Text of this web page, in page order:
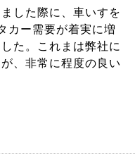
した際に、車いすを
カー需要が着実に増
た。これまは弊社に
、非常に程度の良い